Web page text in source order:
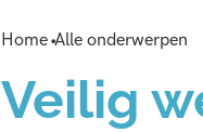
Home Alle onderwerpen
Veilig